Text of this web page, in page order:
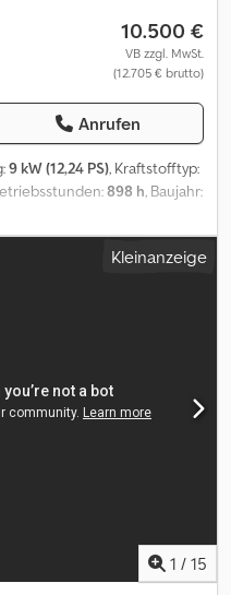
10.500 €
VB zzgl. MwSt.
(12.705 € brutto)
Anrufen
9 kW (12,24 PS), Kraftstofftyp:
898 h, Baujahr:
1.110 kg CE-
gut Optischer Zustand:
Kleinanzeige
1 / 15